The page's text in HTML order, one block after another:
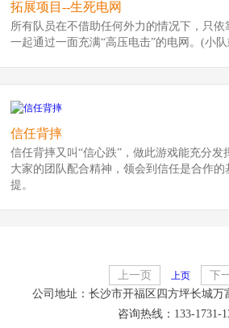
拓展项目--生死电网
所有队员在不借助任何外力的情况下，只依
一起通过一面充满“高压电击”的电网。(小
信任背摔
信任背摔又叫“信心跌”，做此游戏能充分发
大家的团队配合精神，领会到信任是合作
提。
上一页 上页
下
公司地址：长沙市开福区四方坪长城万
咨询热线：133-1731-